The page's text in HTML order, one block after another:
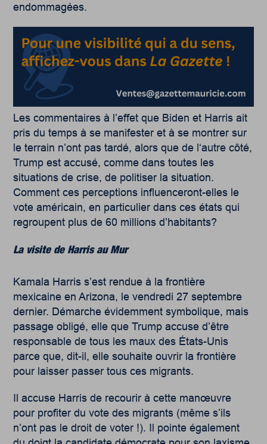
endommagées.
Les commentaires à l’effet que Biden et Harris ait
pris du temps à se manifester et à se montrer sur
le terrain n’ont pas tardé, alors que de l‘autre côté,
Trump est accusé, comme dans toutes les
situations de crise, de politiser la situation.
Comment ces perceptions influenceront-elles le
vote américain, en particulier dans ces états qui
regroupent plus de 60 millions d’habitants?
La visite de Harris au Mur
Kamala Harris s’est rendue à la frontière
mexicaine en Arizona, le vendredi 27 septembre
dernier. Démarche évidemment symbolique, mais
passage obligé, elle que Trump accuse d’être
responsable de tous les maux des États-Unis
parce que, dit-il, elle souhaite ouvrir la frontière
pour laisser passer tous ces migrants.
Il accuse Harris de recourir à cette manœuvre
pour profiter du vote des migrants (même s’ils
n’ont pas le droit de voter !). Il pointe également